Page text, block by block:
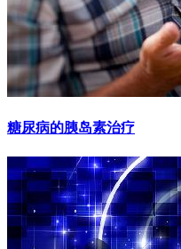
糖尿病的胰岛素治疗